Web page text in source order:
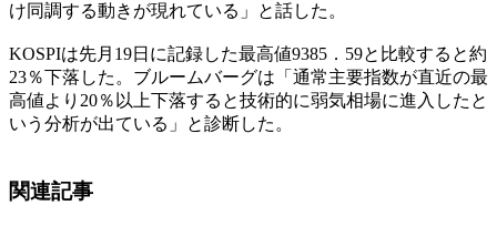
け同調する動きが現れている」と話した。
KOSPIは先月19日に記録した最高値9385．59と比較すると約
23％下落した。ブルームバーグは「通常主要指数が直近の最
高値より20％以上下落すると技術的に弱気相場に進入したと
いう分析が出ている」と診断した。
関連記事